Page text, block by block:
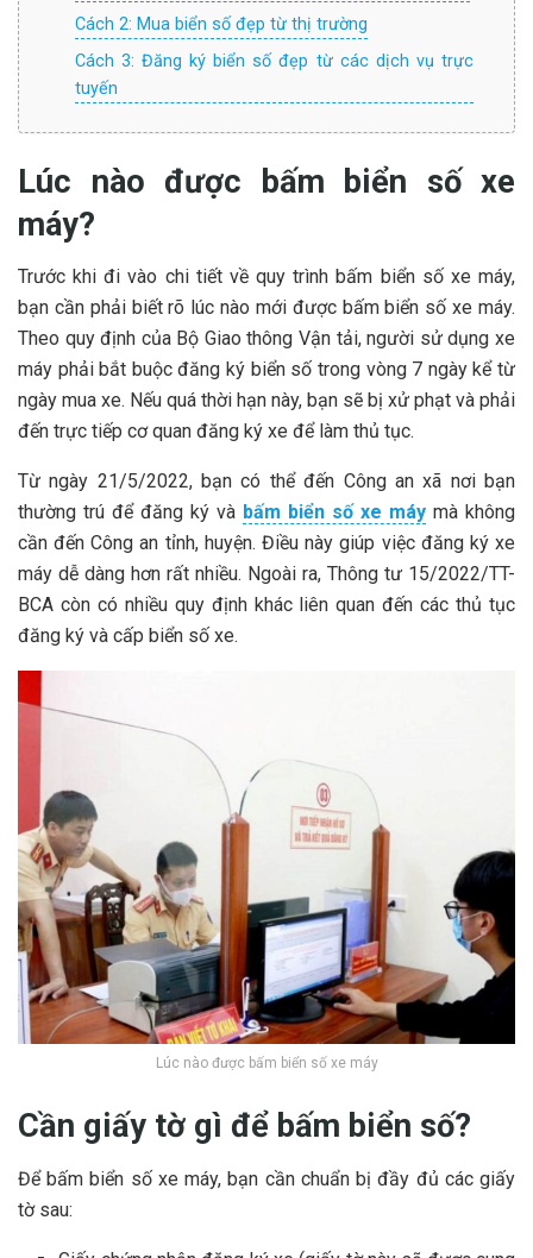
Cách 2: Mua biển số đẹp từ thị trường
Cách 3: Đăng ký biển số đẹp từ các dịch vụ trực
tuyến
Lúc nào được bấm biển số xe
máy?
Trước khi đi vào chi tiết về quy trình bấm biển số xe máy,
bạn cần phải biết rõ lúc nào mới được bấm biển số xe máy.
Theo quy định của Bộ Giao thông Vận tải, người sử dụng xe
máy phải bắt buộc đăng ký biển số trong vòng 7 ngày kể từ
ngày mua xe. Nếu quá thời hạn này, bạn sẽ bị xử phạt và phải
đến trực tiếp cơ quan đăng ký xe để làm thủ tục.
Từ ngày 21/5/2022, bạn có thể đến Công an xã nơi bạn
thường trú để đăng ký và bấm biển số xe máy mà không
cần đến Công an tỉnh, huyện. Điều này giúp việc đăng ký xe
máy dễ dàng hơn rất nhiều. Ngoài ra, Thông tư 15/2022/TT-
BCA còn có nhiều quy định khác liên quan đến các thủ tục
đăng ký và cấp biển số xe.
Lúc nào được bấm biển số xe máy
Cần giấy tờ gì để bấm biển số?
Để bấm biển số xe máy, bạn cần chuẩn bị đầy đủ các giấy
tờ sau: